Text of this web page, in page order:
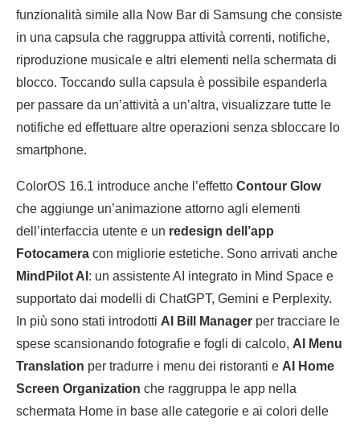
funzionalità simile alla Now Bar di Samsung che consiste
in una capsula che raggruppa attività correnti, notifiche,
riproduzione musicale e altri elementi nella schermata di
blocco. Toccando sulla capsula è possibile espanderla
per passare da un’attività a un’altra, visualizzare tutte le
notifiche ed effettuare altre operazioni senza sbloccare lo
smartphone.
ColorOS 16.1 introduce anche l’effetto Contour Glow
che aggiunge un’animazione attorno agli elementi
dell’interfaccia utente e un redesign dell’app
Fotocamera con migliorie estetiche. Sono arrivati anche
MindPilot AI : un assistente AI integrato in Mind Space e
supportato dai modelli di ChatGPT, Gemini e Perplexity.
In più sono stati introdotti AI Bill Manager per tracciare le
spese scansionando fotografie e fogli di calcolo, AI Menu
Translation per tradurre i menu dei ristoranti e AI Home
Screen Organization che raggruppa le app nella
schermata Home in base alle categorie e ai colori delle